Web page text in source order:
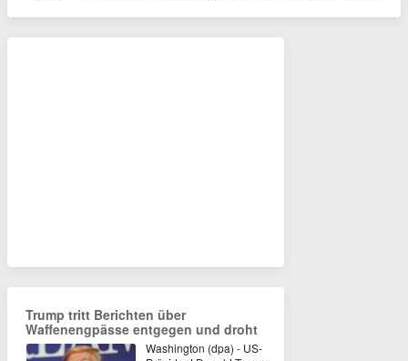
Trump tritt Berichten über
Waffenengpässe entgegen und droht
Washington (dpa) - US-